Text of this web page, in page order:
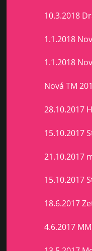
10.3.2018
1.1.2018
1.1.2018
Nová TM
28.10.2017
15.10.2017
21.10.2017
15.10.2017
18.6.2017
4.6.2017